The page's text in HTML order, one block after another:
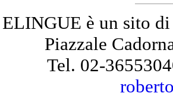
ELINGUE è un sito
Piazzale
Tel. 02-